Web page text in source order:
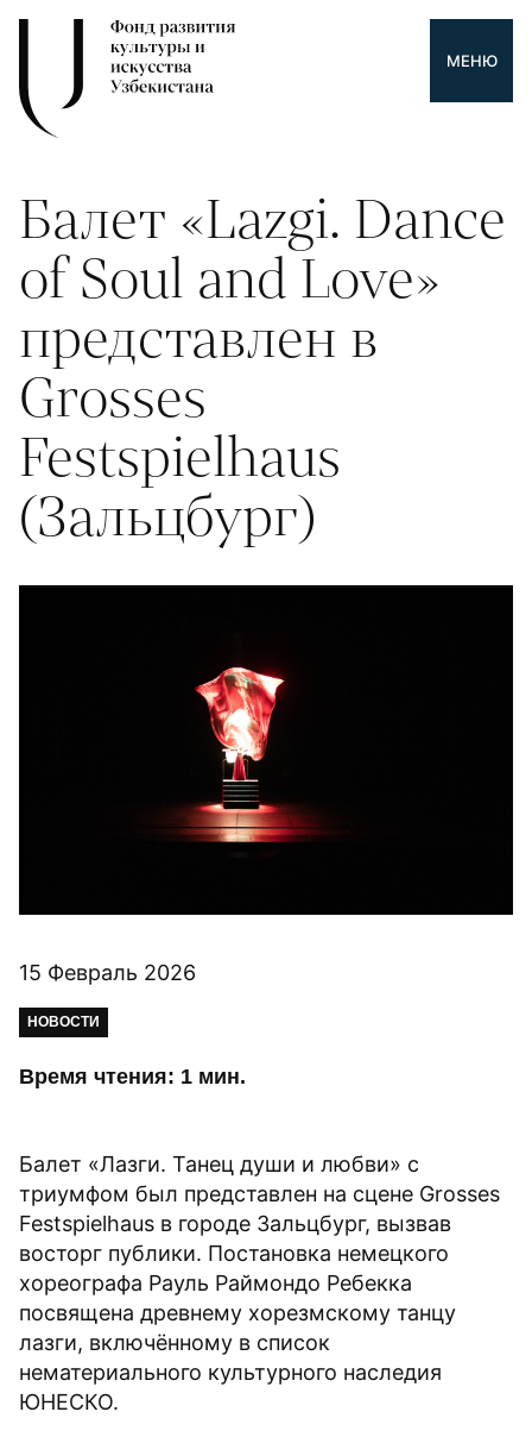
МЕНЮ
Балет «Lazgi. Dance
of Soul and Love»
представлен в
Grosses
Festspielhaus
(Зальцбург)
15 Февраль 2026
НОВОСТИ
Время чтения: 1 мин.
Балет «Лазги. Танец души и любви» с
триумфом был представлен на сцене Grosses
Festspielhaus в городе Зальцбург, вызвав
восторг публики. Постановка немецкого
хореографа Рауль Раймондо Ребекка
посвящена древнему хорезмскому танцу
лазги, включённому в список
нематериального культурного наследия
ЮНЕСКО.